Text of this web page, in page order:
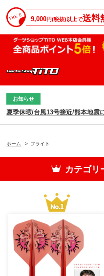
9,000円(税抜)以上で送料
お知らせ
夏季休暇/台風13号接近/熊本地震
ホーム > フライト
カテゴリ